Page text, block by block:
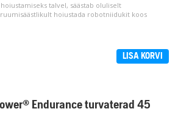
talvel, säästab oluliselt
hoiustada robotniidukit koos
LISA KORVI
Endurance turvaterad 45